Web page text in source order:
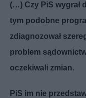
(…) Czy PiS wygrał
tym podobne
zdiagnozował
problem
oczekiwali zmian.
PiS im nie